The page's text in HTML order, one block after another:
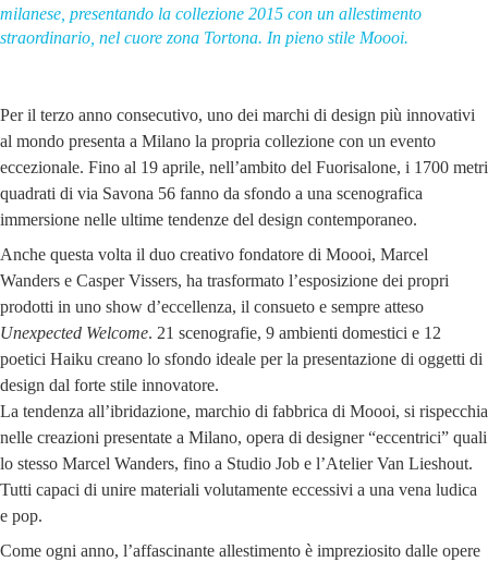
milanese, presentando la collezione 2015 con un allestimento
straordinario, nel cuore zona Tortona. In pieno stile Moooi.
Per il terzo anno consecutivo, uno dei marchi di design più innovativi
al mondo presenta a Milano la propria collezione con un evento
eccezionale. Fino al 19 aprile, nell’ambito del Fuorisalone, i 1700 metri
quadrati di via Savona 56 fanno da sfondo a una scenografica
immersione nelle ultime tendenze del design contemporaneo.
Anche questa volta il duo creativo fondatore di Moooi, Marcel
Wanders e Casper Vissers, ha trasformato l’esposizione dei propri
prodotti in uno show d’eccellenza, il consueto e sempre atteso
Unexpected Welcome. 21 scenografie, 9 ambienti domestici e 12
poetici Haiku creano lo sfondo ideale per la presentazione di oggetti di
design dal forte stile innovatore.
La tendenza all’ibridazione, marchio di fabbrica di Moooi, si rispecchia
nelle creazioni presentate a Milano, opera di designer “eccentrici” quali
lo stesso Marcel Wanders, fino a Studio Job e l’Atelier Van Lieshout.
Tutti capaci di unire materiali volutamente eccessivi a una vena ludica
e pop.
Come ogni anno, l’affascinante allestimento è impreziosito dalle opere